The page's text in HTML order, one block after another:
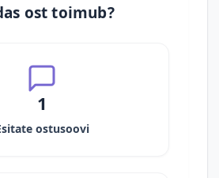
ost toimub?
1
ostusoovi